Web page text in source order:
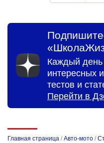
Каждый
интересных
тестов и
Перейти в
Главная страница /Авто-мото /